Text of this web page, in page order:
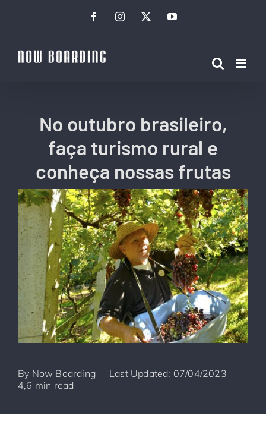
conteúdo
FacebookInstagramTwitterYouTube
No outubro brasileiro,
faça turismo rural e
conheça nossas frutas
By Now Boarding
Last Updated: 07/04/2023
4,6 min read